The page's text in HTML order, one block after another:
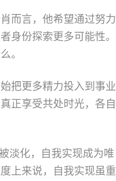
而言，他希望通过努力
身份探索更多可能性。
。
把更多精力投入到事业
正享受共处时光，各自
淡化，自我实现成为唯
上来说，自我实现虽重